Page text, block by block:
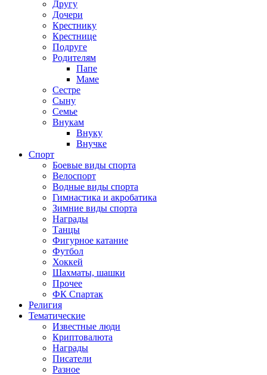
Другу
Дочери
Крестнику
Крестнице
Подруге
Родителям
Папе
Маме
Сестре
Сыну
Семье
Внукам
Внуку
Внучке
Спорт
Боевые виды спорта
Велоспорт
Водные виды спорта
Гимнастика и акробатика
Зимние виды спорта
Награды
Танцы
Фигурное катание
Футбол
Хоккей
Шахматы, шашки
Прочее
ФК Спартак
Религия
Тематические
Известные люди
Криптовалюта
Награды
Писатели
Разное